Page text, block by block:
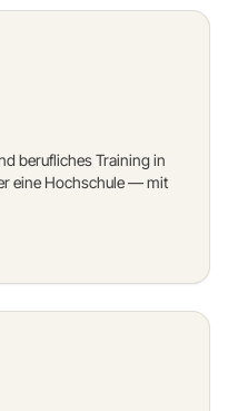
berufliches Training in
eine Hochschule — mit